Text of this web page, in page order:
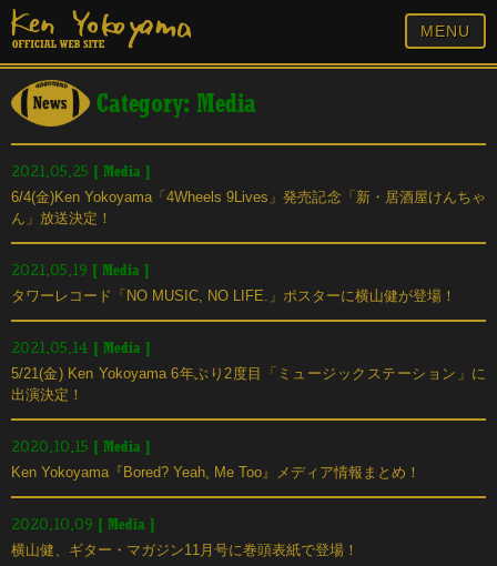
MENU
Category: Media
2021.05.25 [ Media ]
6/4(金)Ken Yokoyama「4Wheels 9Lives」発売記念「新・居酒屋けんちゃ
ん」放送決定！
2021.05.19 [ Media ]
タワーレコード「NO MUSIC, NO LIFE.」ポスターに横山健が登場！
2021.05.14 [ Media ]
5/21(金) Ken Yokoyama 6年ぶり2度目「ミュージックステーション」に
出演決定！
2020.10.15 [ Media ]
Ken Yokoyama『Bored? Yeah, Me Too』メディア情報まとめ！
2020.10.09 [ Media ]
横山健、ギター・マガジン11月号に巻頭表紙で登場！